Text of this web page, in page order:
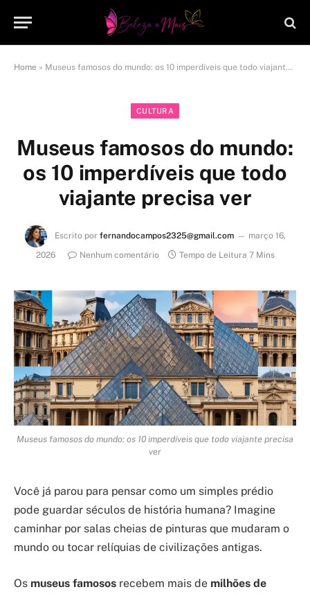
Home » Museus famosos do mundo: os 10 imperdíveis que todo viajante precisa ver
CULTURA
Museus famosos do mundo:
os 10 imperdíveis que todo
viajante precisa ver
Escrito por fernandocampos2325@gmail.com
março 16,
2026
Nenhum comentário Tempo de Leitura 7 Mins
Museus famosos do mundo: os 10 imperdíveis que todo viajante precisa
ver
Você já parou para pensar como um simples prédio
pode guardar séculos de história humana? Imagine
caminhar por salas cheias de pinturas que mudaram o
mundo ou tocar relíquias de civilizações antigas.
Os museus famosos recebem mais de milhões de